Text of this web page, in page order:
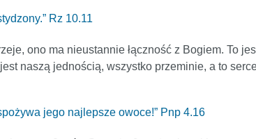
Rz 10.11
ono ma nieustannie łączność z Bogiem. To
naszą jednością, wszystko przeminie, a to
jego najlepsze owoce!” Pnp 4.16